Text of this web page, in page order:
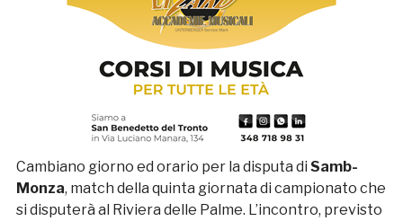
Cambiano giorno ed orario per la disputa di Samb-
Monza, match della quinta giornata di campionato che
si disputerà al Riviera delle Palme. L’incontro, previsto